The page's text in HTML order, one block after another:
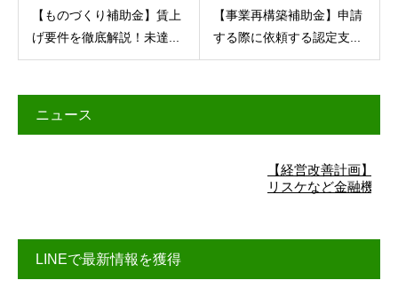
【ものづくり補助金】賃上
げ要件を徹底解説！未達...
【事業再構築補助金】申請
する際に依頼する認定支...
ニュース
【経営改善計画】詳
リスケなど金融機関
LINEで最新情報を獲得